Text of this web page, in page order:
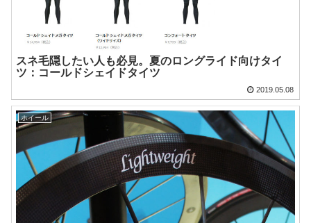
スネ毛隠したい人も必見。夏のロングライド向けタイ
ツ：コールドシェイドタイツ
2019.05.08
ホイール